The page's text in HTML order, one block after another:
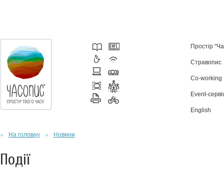
Простір
Стравопис
Co-working
Event-
English
На головну Новини
Події